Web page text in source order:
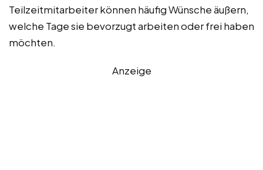
Teilzeitmitarbeiter können häufig Wünsche äußern,
welche Tage sie bevorzugt arbeiten oder frei haben
möchten.
Anzeige